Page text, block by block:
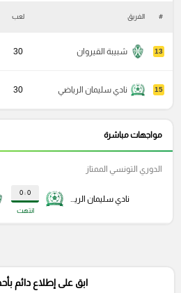
# الفريق لعب
13 شبيبة القيروان 30
15 نادي سليمان الرياضي 30
مواجهات مباشرة
0 : 0
انتهت
الدوري التونسي الممتاز
ابق على إطلاع دائم